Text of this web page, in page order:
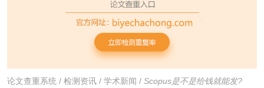
论文查重系统 / 检测资讯 / 学术新闻 / Scopus是不是给钱就能发?